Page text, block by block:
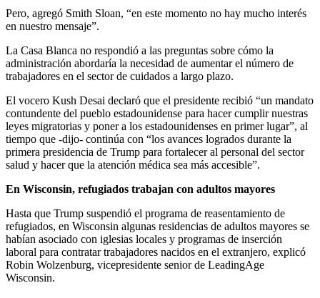
Pero, agregó Smith Sloan, “en este momento no hay mucho interés
en nuestro mensaje”.
La Casa Blanca no respondió a las preguntas sobre cómo la
administración abordaría la necesidad de aumentar el número de
trabajadores en el sector de cuidados a largo plazo.
El vocero Kush Desai declaró que el presidente recibió “un mandato
contundente del pueblo estadounidense para hacer cumplir nuestras
leyes migratorias y poner a los estadounidenses en primer lugar”, al
tiempo que -dijo- continúa con “los avances logrados durante la
primera presidencia de Trump para fortalecer al personal del sector
salud y hacer que la atención médica sea más accesible”.
En Wisconsin, refugiados trabajan con adultos mayores
Hasta que Trump suspendió el programa de reasentamiento de
refugiados, en Wisconsin algunas residencias de adultos mayores se
habían asociado con iglesias locales y programas de inserción
laboral para contratar trabajadores nacidos en el extranjero, explicó
Robin Wolzenburg, vicepresidente senior de LeadingAge
Wisconsin.